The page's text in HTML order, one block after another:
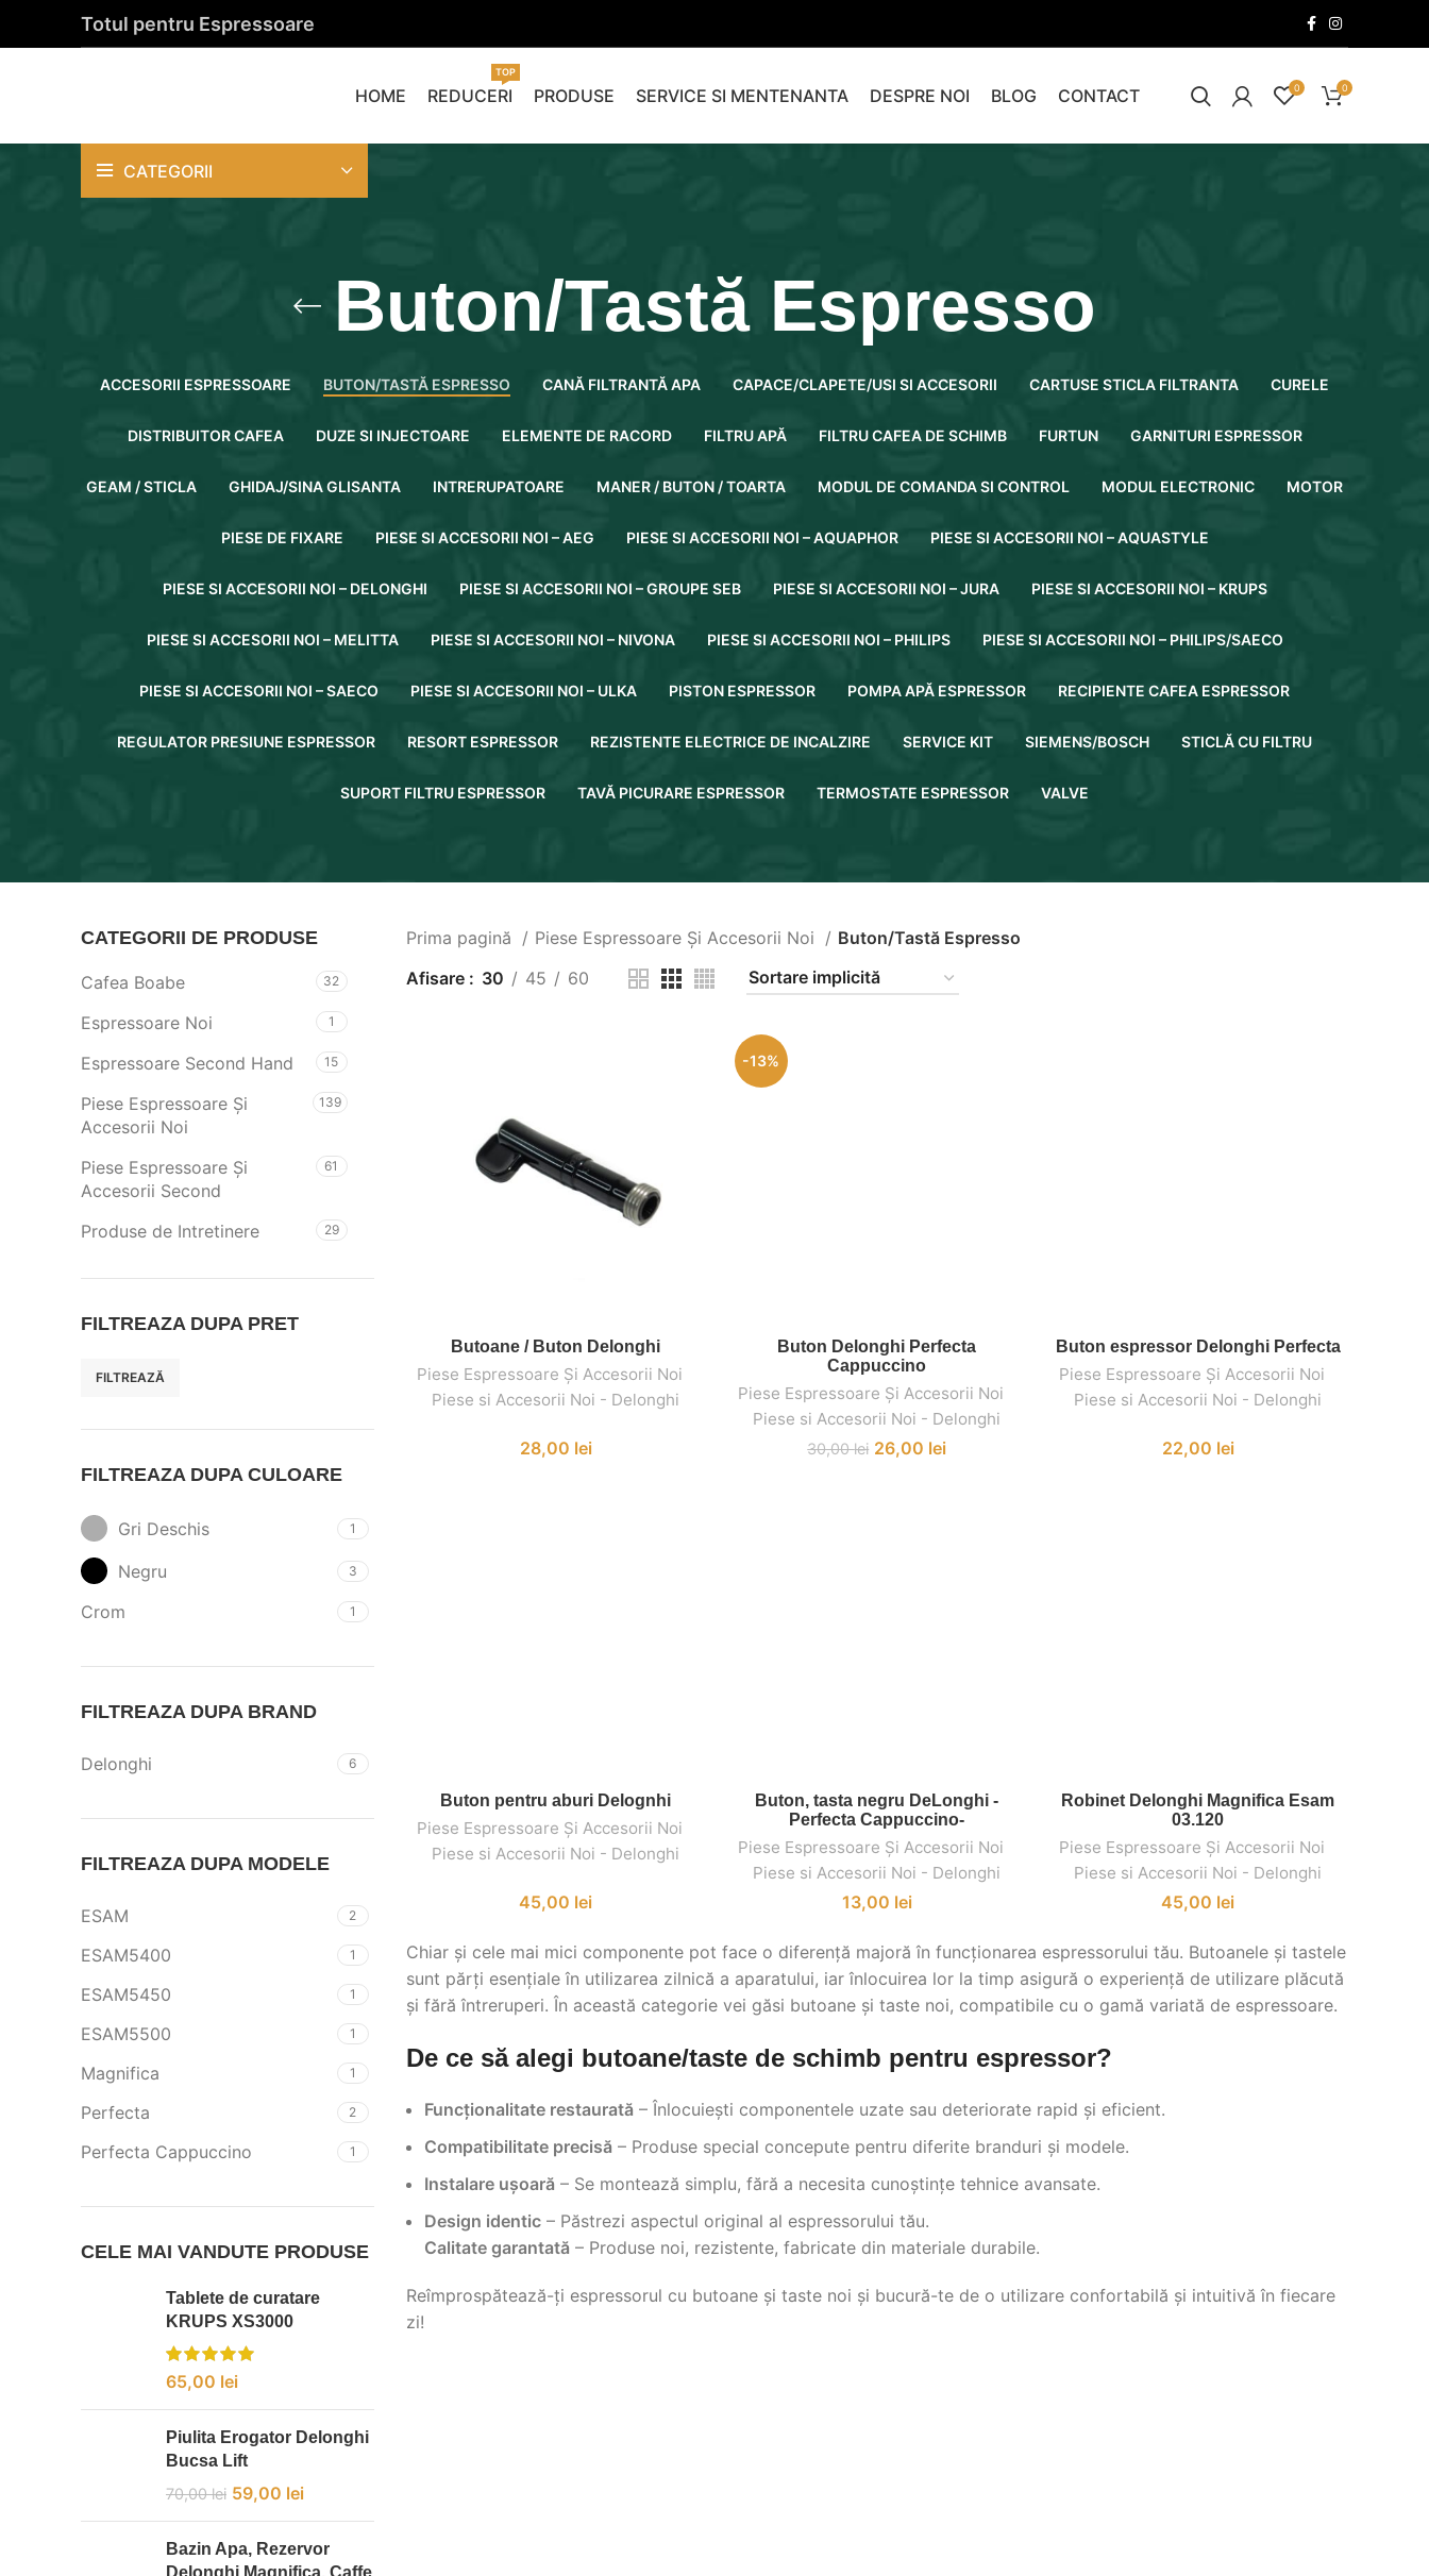
Totul pentru Espressoare
HOME REDUCERI
TOP
PRODUSE SERVICE SI MENTENANTA DESPRE NOI BLOG CONTACT 0 0
CATEGORII
Buton/Tastă Espresso
ACCESORII ESPRESSOARE BUTON/TASTĂ ESPRESSO CANĂ FILTRANTĂ APA CAPACE/CLAPETE/USI SI ACCESORII CARTUSE STICLA FILTRANTA CURELE
DISTRIBUITOR CAFEA DUZE SI INJECTOARE ELEMENTE DE RACORD FILTRU APĂ FILTRU CAFEA DE SCHIMB FURTUN GARNITURI ESPRESSOR
GEAM / STICLA GHIDAJ/SINA GLISANTA INTRERUPATOARE MANER / BUTON / TOARTA MODUL DE COMANDA SI CONTROL MODUL ELECTRONIC MOTOR
PIESE DE FIXARE PIESE SI ACCESORII NOI – AEG PIESE SI ACCESORII NOI – AQUAPHOR PIESE SI ACCESORII NOI – AQUASTYLE
PIESE SI ACCESORII NOI – DELONGHI PIESE SI ACCESORII NOI – GROUPE SEB PIESE SI ACCESORII NOI – JURA PIESE SI ACCESORII NOI – KRUPS
PIESE SI ACCESORII NOI – MELITTA PIESE SI ACCESORII NOI – NIVONA PIESE SI ACCESORII NOI – PHILIPS PIESE SI ACCESORII NOI – PHILIPS/SAECO
PIESE SI ACCESORII NOI – SAECO PIESE SI ACCESORII NOI – ULKA PISTON ESPRESSOR POMPA APĂ ESPRESSOR RECIPIENTE CAFEA ESPRESSOR
REGULATOR PRESIUNE ESPRESSOR RESORT ESPRESSOR REZISTENTE ELECTRICE DE INCALZIRE SERVICE KIT SIEMENS/BOSCH STICLĂ CU FILTRU
SUPORT FILTRU ESPRESSOR TAVĂ PICURARE ESPRESSOR TERMOSTATE ESPRESSOR VALVE
CATEGORII DE PRODUSE
Cafea Boabe 32
Espressoare Noi 1
Espressoare Second Hand 15
Piese Espressoare Și
Accesorii Noi
139
Piese Espressoare Și
Accesorii Second
61
Produse de Intretinere 29
FILTREAZA DUPA PRET
FILTREAZĂ
FILTREAZA DUPA CULOARE
Gri Deschis 1
Negru 3
Crom 1
FILTREAZA DUPA BRAND
Delonghi 6
FILTREAZA DUPA MODELE
ESAM 2
ESAM5400 1
ESAM5450 1
ESAM5500 1
Magnifica 1
Perfecta 2
Perfecta Cappuccino 1
CELE MAI VANDUTE PRODUSE
Tablete de curatare
KRUPS XS3000
65,00 lei
Piulita Erogator Delonghi
Bucsa Lift
70,00lei 59,00 lei
Bazin Apa, Rezervor
Prima pagină Piese Espressoare Și Accesorii Noi
Buton/Tastă Espresso
Afisare
30 45 60
ADAUGĂ ÎN COȘ
Butoane / Buton Delonghi
Piese Espressoare Și Accesorii Noi
Piese si Accesorii Noi - Delonghi
28,00 lei
-13%
ADAUGĂ ÎN COȘ
Buton Delonghi Perfecta
Cappuccino
Piese Espressoare Și Accesorii Noi
Piese si Accesorii Noi - Delonghi
30,00lei 26,00 lei
ADAUGĂ ÎN COȘ
Buton espressor Delonghi Perfecta
Piese Espressoare Și Accesorii Noi
Piese si Accesorii Noi - Delonghi
22,00 lei
ADAUGĂ ÎN COȘ
Buton pentru aburi Delognhi
Piese Espressoare Și Accesorii Noi
Piese si Accesorii Noi - Delonghi
45,00 lei
ADAUGĂ ÎN COȘ
Buton, tasta negru DeLonghi -
Perfecta Cappuccino-
Piese Espressoare Și Accesorii Noi
Piese si Accesorii Noi - Delonghi
13,00 lei
ADAUGĂ ÎN COȘ
Robinet Delonghi Magnifica Esam
03.120
Piese Espressoare Și Accesorii Noi
Piese si Accesorii Noi - Delonghi
45,00 lei
Chiar și cele mai mici componente pot face o diferență majoră în funcționarea espressorului tău. Butoanele și tastele
sunt părți esențiale în utilizarea zilnică a aparatului, iar înlocuirea lor la timp asigură o experiență de utilizare plăcută
și fără întreruperi. În această categorie vei găsi butoane și taste noi, compatibile cu o gamă variată de espressoare.
De ce să alegi butoane/taste de schimb pentru espressor?
Funcționalitate restaurată – Înlocuiești componentele uzate sau deteriorate rapid și eficient.
Compatibilitate precisă – Produse special concepute pentru diferite branduri și modele.
Instalare ușoară – Se montează simplu, fără a necesita cunoștințe tehnice avansate.
Design identic– Păstrezi aspectul original al espressorului tău.
Calitate garantată – Produse noi, rezistente, fabricate din materiale durabile.
Reîmprospătează-ți espressorul cu butoane și taste noi și bucură-te de o utilizare confortabilă și intuitivă în fiecare
zi!